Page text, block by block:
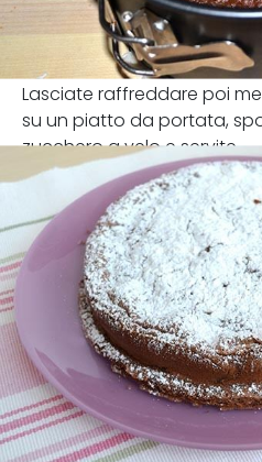
Lasciate raffreddare poi
su un piatto da portata,
zucchero a velo e servite.